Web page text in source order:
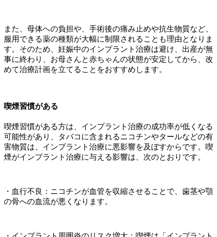
また、母体への負担や、手術後の痛み止めや抗生物質など、
服用できる薬の種類が大幅に制限されることも理由となりま
す。そのため、妊娠中のインプラント治療は避け、出産が無
事に終わり、お母さんと赤ちゃんの状態が安定してから、改
めて治療計画を立てることをおすすめします。
喫煙習慣がある
喫煙習慣がある方は、インプラント治療の成功率が低くなる
可能性があり、タバコに含まれるニコチンやタールなどの有
害物質は、インプラント治療に悪影響を及ぼすからです。喫
煙がインプラント治療に与える影響は、次のとおりです。
・血行不良：ニコチンが血管を収縮させることで、歯茎や顎
の骨への血流が悪くなります。